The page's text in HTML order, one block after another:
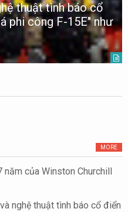
thuật tình báo cổ
phi công F-15E" như
MORE
năm của Winston Churchill
nghệ thuật tình báo cổ điển